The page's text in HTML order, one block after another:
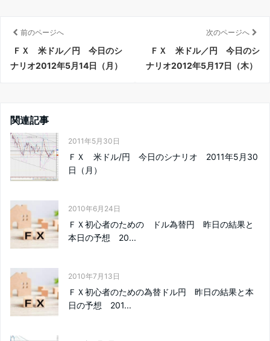
前のページへ
ＦＸ 米ドル／円 今日のシ
ナリオ2012年5月14日（月）
次のページへ
ＦＸ 米ドル／円 今日のシ
ナリオ2012年5月17日（木）
関連記事
2011年5月30日
ＦＸ 米ドル/円 今日のシナリオ 2011年5月30
日（月）
2010年6月24日
ＦＸ初心者のための ドル為替円 昨日の結果と
本日の予想 20...
2010年7月13日
ＦＸ初心者のための為替ドル円 昨日の結果と本
日の予想 201...